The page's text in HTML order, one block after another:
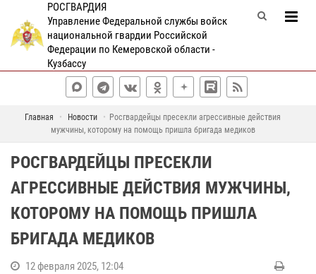
РОСГВАРДИЯ
Управление Федеральной службы войск
национальной гвардии Российской
Федерации по Кемеровской области -
Кузбассу
Главная Новости
Росгвардейцы пресекли агрессивные действия
мужчины, которому на помощь пришла бригада медиков
РОСГВАРДЕЙЦЫ ПРЕСЕКЛИ
АГРЕССИВНЫЕ ДЕЙСТВИЯ МУЖЧИНЫ,
КОТОРОМУ НА ПОМОЩЬ ПРИШЛА
БРИГАДА МЕДИКОВ
12 февраля 2025, 12:04